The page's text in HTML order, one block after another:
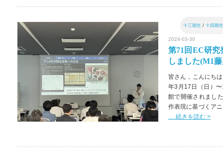
十三期生 / 十四期生
2024-03-30
第71回EC研
しました(M1
皆さん，こんにち
年3月17日（日）
館で開催されまし
作表現に基づくア
… 続きを読む >